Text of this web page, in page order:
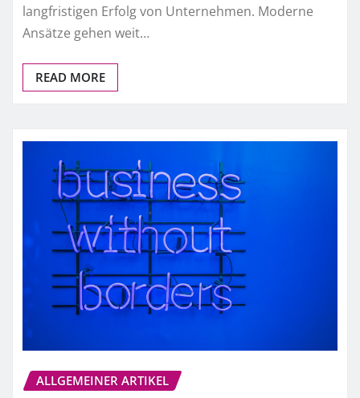
langfristigen Erfolg von Unternehmen. Moderne
Ansätze gehen weit…
READ MORE
ALLGEMEINER ARTIKEL